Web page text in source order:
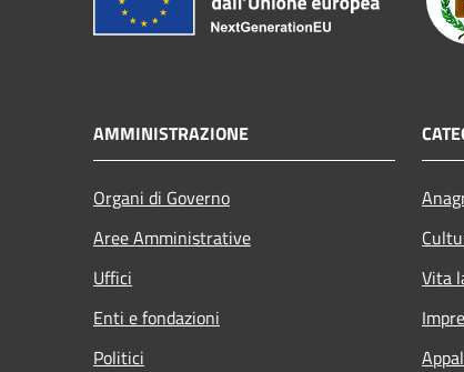
AMMINISTRAZIONE
Organi di Governo
Aree Amministrative
Uffici
Enti e fondazioni
Politici
Vita